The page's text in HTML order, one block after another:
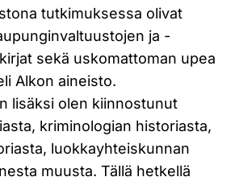
tutkimuksessa olivat
ja -
sekä uskomattoman upea
Alkon aineisto.
lisäksi olen kiinnostunut
kriminologian historiasta,
luokkayhteiskunnan
muusta. Tällä hetkellä